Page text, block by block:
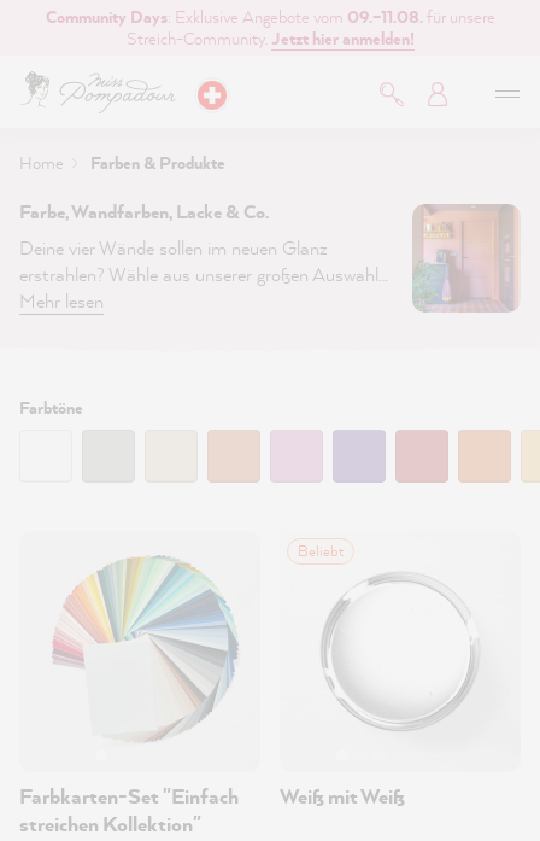
springen
Community Days: Exklusive Angebote vom 09.–11.08. für unsere
Streich-Community. Jetzt hier anmelden!
Home Farben & Produkte
Farbe, Wandfarben, Lacke & Co.
Deine vier Wände sollen im neuen Glanz
erstrahlen? Wähle aus unserer großen Auswahl
nachhaltiger Wandarben und Lacken. Bestelle
Mehr lesen
Farbtöne
Farbkarten-Set "Einfach
streichen Kollektion"
Beliebt
Weiß mit Weiß